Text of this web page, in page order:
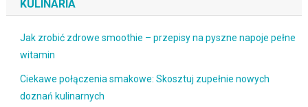
KULINARIA
Jak zrobić zdrowe smoothie – przepisy na pyszne napoje pełne
witamin
Ciekawe połączenia smakowe: Skosztuj zupełnie nowych
doznań kulinarnych